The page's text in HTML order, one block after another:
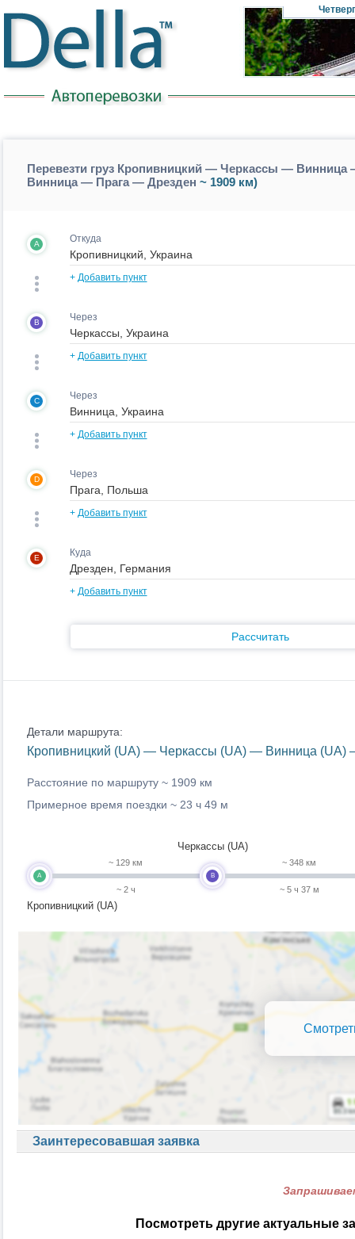
Четверг
Перевезти груз Кропивницкий — Черкассы —
Винница — Прага — Дрезден ~ 1909 км)
A Откуда
+ Добавить пункт
B Через
+ Добавить пункт
C Через
+ Добавить пункт
D Через
+ Добавить пункт
E Куда
+ Добавить пункт
Рассчитать
Детали маршрута:
Кропивницкий (UA) — Черкассы (UA) — Винница
Расстояние по маршруту ~ 1909 км
Примерное время поездки ~ 23 ч 49 м
A
Кропивницкий (UA)
~ 129 км
~ 2 ч
B
Черкассы (UA)
~ 348 км
~ 5 ч 37 м
Заинтересовавшая заявка
Посмотреть другие актуальные